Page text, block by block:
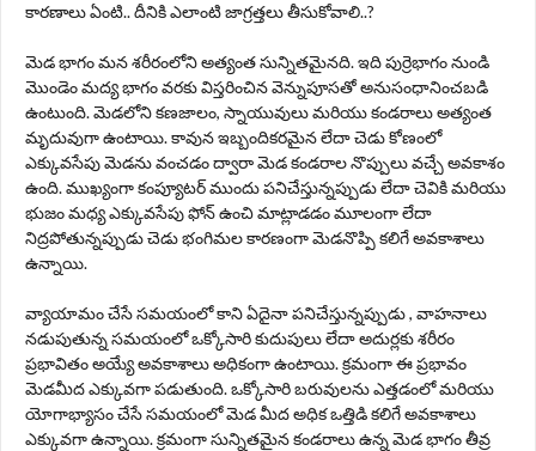
కారణాలు ఏంటి.. దీనికి ఎలాంటి జాగ్రత్తలు తీసుకోవాలి..?
మెడ భాగం మన శరీరంలోని అత్యంత సున్నితమైనది. ఇది పుర్రెభాగం నుండి
మొండెం మద్య భాగం వరకు విస్తరించిన వెన్నుపూసతో అనుసంధానించబడి
ఉంటుంది. మెడలోని కణజాలం, స్నాయువులు మరియు కండరాలు అత్యంత
మృదువుగా ఉంటాయి. కావున ఇబ్బందికరమైన లేదా చెడు కోణంలో
ఎక్కువసేపు మెడను వంచడం ద్వారా మెడ కండరాల నొప్పులు వచ్చే అవకాశం
ఉంది. ముఖ్యంగా కంప్యూటర్ ముందు పనిచేస్తున్నప్పుడు లేదా చెవికి మరియు
భుజం మధ్య ఎక్కువసేపు ఫోన్ ఉంచి మాట్లాడడం మూలంగా లేదా
నిద్రపోతున్నప్పుడు చెడు భంగిమల కారణంగా మెడనొప్పి కలిగే అవకాశాలు
ఉన్నాయి.
వ్యాయామం చేసే సమయంలో కాని ఏదైనా పనిచేస్తున్నప్పుడు , వాహనాలు
నడుపుతున్న సమయంలో ఒక్కోసారి కుదుపులు లేదా అదుర్లకు శరీరం
ప్రభావితం అయ్యే అవకాశాలు అధికంగా ఉంటాయి. క్రమంగా ఈ ప్రభావం
మెడమీద ఎక్కువగా పడుతుంది. ఒక్కోసారి బరువులను ఎత్తడంలో మరియు
యోగాభ్యాసం చేసే సమయంలో మెడ మీద అధిక ఒత్తిడి కలిగే అవకాశాలు
ఎక్కువగా ఉన్నాయి. క్రమంగా సున్నితమైన కండరాలు ఉన్న మెడ భాగం తీవ్ర